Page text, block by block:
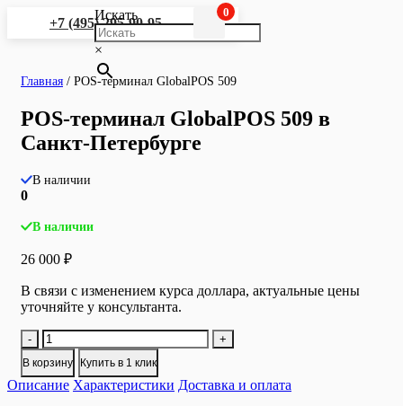
+7 (495) 295-90-95
Искать
×
0
Главная / POS-терминал GlobalPOS 509
POS-терминал GlobalPOS 509 в
Санкт-Петербурге
В наличии
0
В наличии
26 000 ₽
В связи с изменением курса доллара, актуальные цены
уточняйте у консультанта.
-
Количество
товара
POS-
терминал
+
В корзину Купить в 1 клик
Описание Характеристики Доставка и оплата